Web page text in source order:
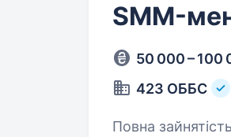
SMM-
50 000 – 100
423 ОББС
Повна зайнятість. Досвід